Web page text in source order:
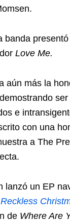
banda
Love Me.
aún más la
e
con una
a The
lanzó un EP
de Where Are